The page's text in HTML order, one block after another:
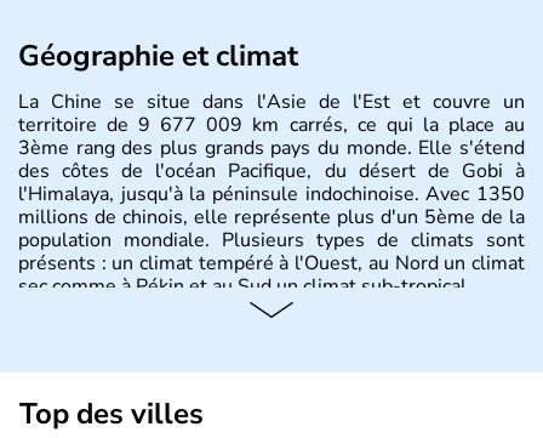
Géographie et climat
La Chine se situe dans l'Asie de l'Est et couvre un
territoire de 9 677 009 km carrés, ce qui la place au
3ème rang des plus grands pays du monde. Elle s'étend
des côtes de l'océan Pacifique, du désert de Gobi à
l'Himalaya, jusqu'à la péninsule indochinoise. Avec 1350
millions de chinois, elle représente plus d'un 5ème de la
population mondiale. Plusieurs types de climats sont
présents : un climat tempéré à l'Ouest, au Nord un climat
sec comme à Pékin et au Sud un climat sub-tropical.
La civilisation chinoise est l'une des plus anciennes et son
histoire a été nourrie d'une succession de nombreuses
dynasties. La dynastie Qing a été la dernière à régner
Top des villes